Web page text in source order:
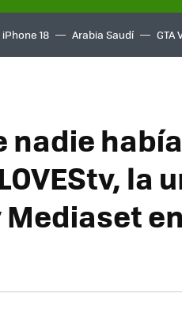
iPhone 18 Arabia Saudí GTA
nadie había
la
Mediaset